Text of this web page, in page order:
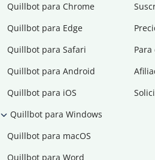
Quillbot para Chrome
Quillbot para Edge
Quillbot para Safari
Quillbot para Android
Quillbot para iOS
Quillbot para Windows
Quillbot para macOS
Quillbot para Word